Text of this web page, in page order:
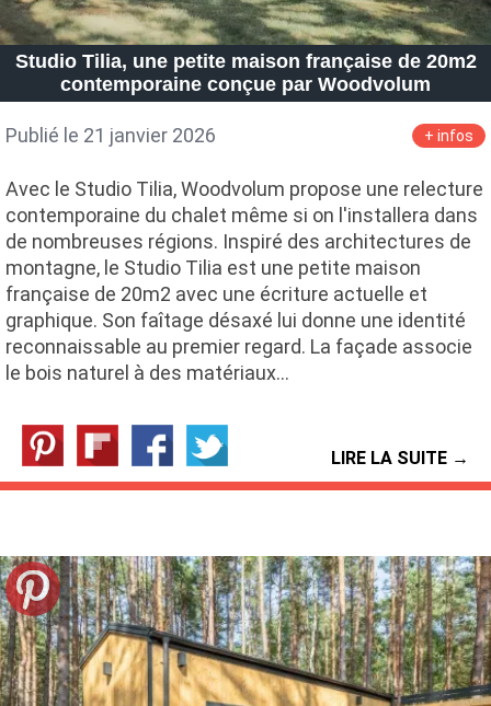
Studio Tilia, une petite maison française de 20m2
contemporaine conçue par Woodvolum
Publié le 21 janvier 2026 + infos
Avec le Studio Tilia, Woodvolum propose une relecture
contemporaine du chalet même si on l'installera dans
de nombreuses régions. Inspiré des architectures de
montagne, le Studio Tilia est une petite maison
française de 20m2 avec une écriture actuelle et
graphique. Son faîtage désaxé lui donne une identité
reconnaissable au premier regard. La façade associe
le bois naturel à des matériaux…
LIRE LA SUITE →